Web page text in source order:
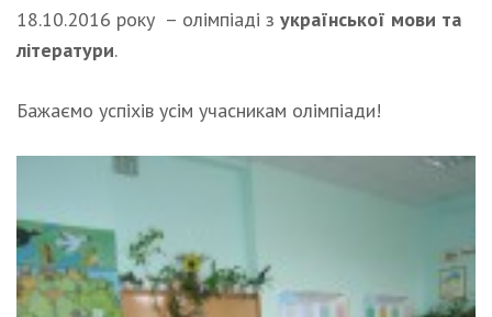
18.10.2016 року – олімпіаді з української мови та
літератури.
Бажаємо успіхів усім учасникам олімпіади!